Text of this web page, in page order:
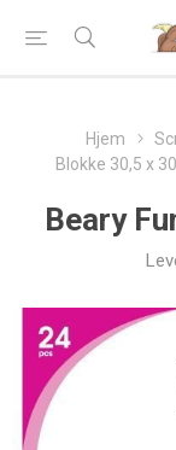
Hjem
Blokke 30,5 x
Beary